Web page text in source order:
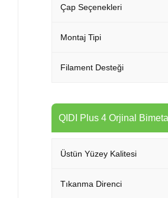
Çap Seçenekleri
Montaj Tipi
Filament Desteği
QIDI Plus 4 Orjinal
Üstün Yüzey Kalitesi
Tıkanma Direnci